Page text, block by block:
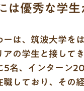
は優秀な学生
ーは、筑波大学を
アの学生と接して
5名、インターン
しており、
その